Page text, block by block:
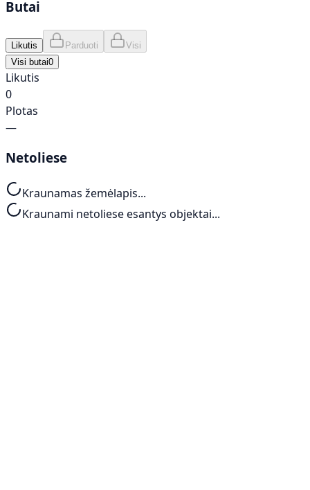
Butai
Likutis Parduoti
Visi
Visi butai0
Likutis
0
Plotas
—
Netoliese
Kraunamas žemėlapis...
Kraunami netoliese esantys objektai...